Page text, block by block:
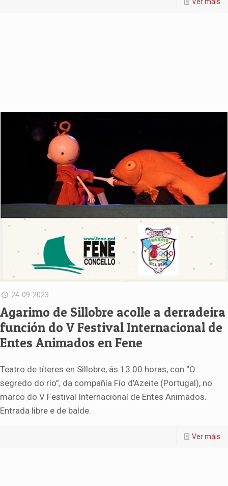
24-09-2023
Agarimo de Sillobre acolle a derradeira
función do V Festival Internacional de
Entes Animados en Fene
Teatro de títeres en Sillobre, ás 13.00 horas, con “O
segredo do río”, da compañía Fío d’Azeite (Portugal), no
marco do V Festival Internacional de Entes Animados.
Entrada libre e de balde.
Ver máis